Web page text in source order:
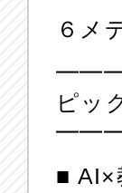
６メ
ピッ
■ AI×